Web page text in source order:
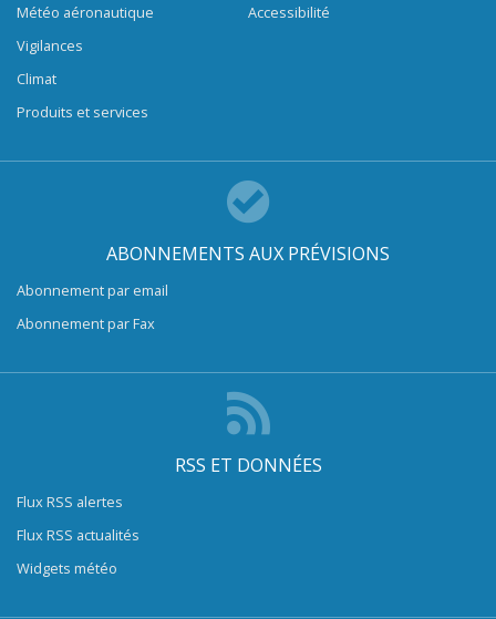
Météo aéronautique
Vigilances
Climat
Produits et services
Accessibilité
ABONNEMENTS AUX PRÉVISIONS
Abonnement par email
Abonnement par Fax
RSS ET DONNÉES
Flux RSS alertes
Flux RSS actualités
Widgets météo